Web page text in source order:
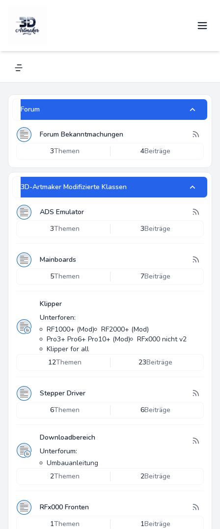
3D-Artmaker
Navigation menu
Forum
Forum Bekanntmachungen
3Themen 4Beiträge
3D-Artmaker Modifizierte Klassen
ADS Emulator
3Themen 3Beiträge
Mainboards
5Themen 7Beiträge
Klipper
Unterforen:
RF1000+ (Mod)
RF2000+ (Mod)
Pro3+ Pro6+ Pro10+ (Mod)
RFx000 nicht v2
Klipper for all
12Themen 23Beiträge
Stepper Driver
6Themen 6Beiträge
Downloadbereich
Unterforum:
Umbauanleitung
2Themen 2Beiträge
RFx000 Fronten
1Themen 1Beiträge